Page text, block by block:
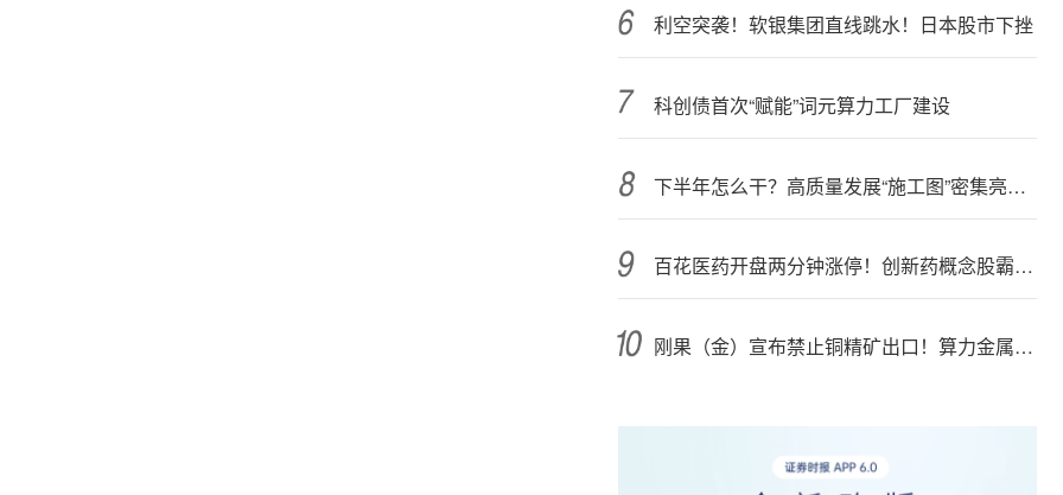
利空突袭！软银集团直线跳水！日本股市下挫
科创债首次“赋能”词元算力工厂建设
下半年怎么干？高质量发展“施工图”密集亮相 聚焦主业提质增效 国资央企向AI要动能
百花医药开盘两分钟涨停！创新药概念股霸屏，业绩预喜股来了
刚果（金）宣布禁止铜精矿出口！算力金属影响多大？